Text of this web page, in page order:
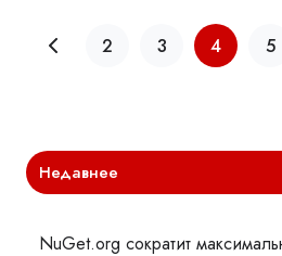
2 3 4 5
Недавнее
NuGet.org сократит